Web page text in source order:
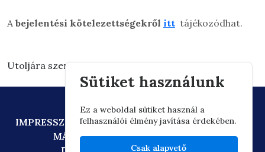
A bejelentési kötelezettségekről itt tájékozódhat.
Utoljára szerkesztve: 2026.03.03. 15:30
IMPRESSZUMADATVÉDELEMTECHNIKAI AJÁNLÁS
MÁSOLATKÉSZÍTÉSI SZABÁLYZAT
Sütiket használunk
Ez a weboldal sütiket használ a
felhasználói élmény javítása érdekében.
Csak alapvető